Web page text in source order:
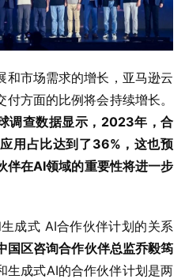
和市场需求的增长，亚马逊云
方面的比例将会持续增长。
调查数据显示， 2023年，合
用占比达到了36%，这也预
伴在AI领域的重要性将进一步
成式 AI合作伙伴计划的关系
国区咨询合作伙伴总监乔毅筠
生成式AI的合作伙伴计划是两